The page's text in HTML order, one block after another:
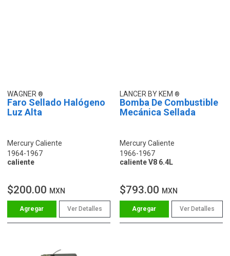
WAGNER
Faro Sellado Halógeno
Luz Alta
Mercury Caliente
1964-1967
caliente
$200.00 MXN
Ver Detalles
LANCER BY KEM
Bomba De Combustible
Mecánica Sellada
Mercury Caliente
1966-1967
caliente V8 6.4L
$793.00 MXN
Ver Detalles